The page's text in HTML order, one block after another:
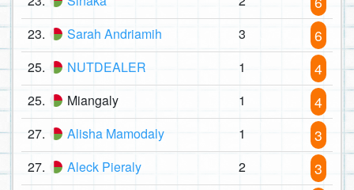
23. Sarah Andriamih 3 6
25. NUTDEALER 1 4
25. Miangaly 1 4
27. Alisha Mamodaly 1 3
27. Aleck Pieraly 2 3